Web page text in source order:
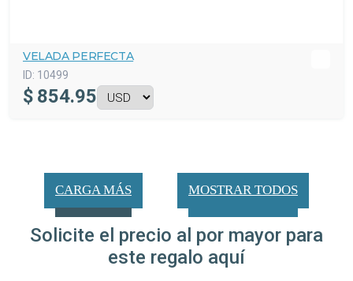
VELADA PERFECTA
ID: 10499
$ 854.95
CARGA MÁS MOSTRAR TODOS
Solicite el precio al por mayor para
este regalo aquí